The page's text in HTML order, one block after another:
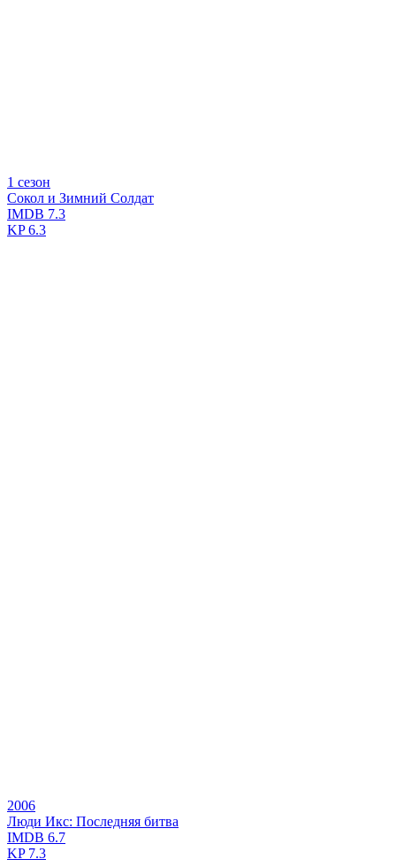
1 сезон
Сокол и Зимний Солдат
IMDB 7.3
KP6.3
2006
Люди Икс: Последняя битва
IMDB 6.7
KP7.3